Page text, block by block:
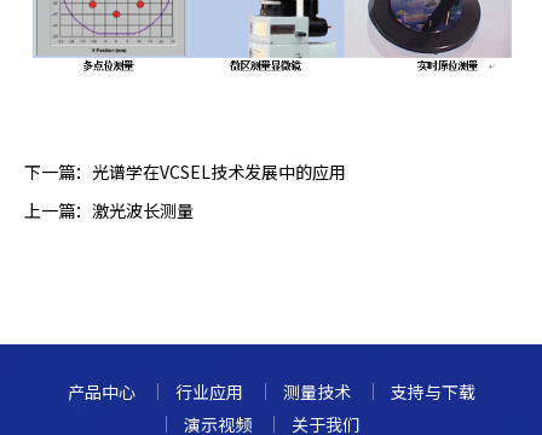
下一篇： 光谱学在VCSEL技术发展中的应用
上一篇： 激光波长测量
产品中心 行业应用 测量技术
支持与下载
演示视频
关于我们